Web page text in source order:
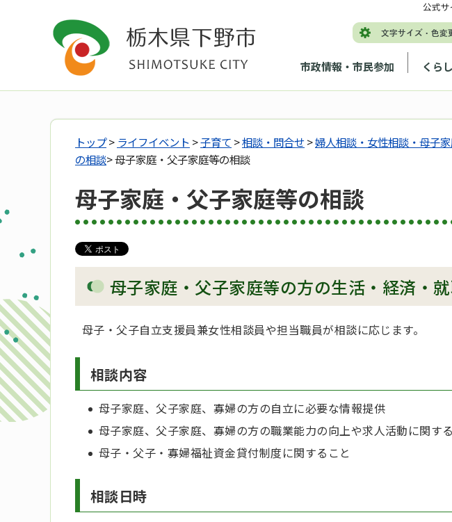
市政情報・市民参加 くら
公式
トップ> ライフイベント >子育て >相談・問合せ>婦人相談・女性相談・母子
の相談> 母子家庭・父子家庭等の相談
母子家庭・父子家庭等の相談
母子家庭・父子家庭等の方の生活・経済・
母子・父子自立支援員兼女性相談員や担当職員が相談に応じます。
相談内容
母子家庭、父子家庭、寡婦の方の自立に必要な情報提供
母子家庭、父子家庭、寡婦の方の職業能力の向上や求人活動に関す
母子・父子・寡婦福祉資金貸付制度に関すること
相談日時